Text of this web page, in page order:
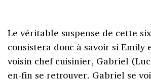
Le véritable suspense de cette
consistera donc à savoir si Emily
voisin chef cuisinier, Gabriel
en-fin se retrouver. Gabriel se